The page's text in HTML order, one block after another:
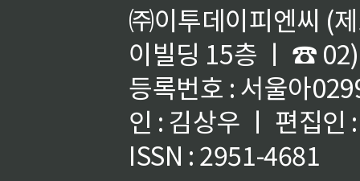
㈜이투데이피엔씨 (
이빌딩 15층 ㅣ ☎
등록번호 : 서울아
인 : 김상우 ㅣ 편집인
ISSN : 2951-4681